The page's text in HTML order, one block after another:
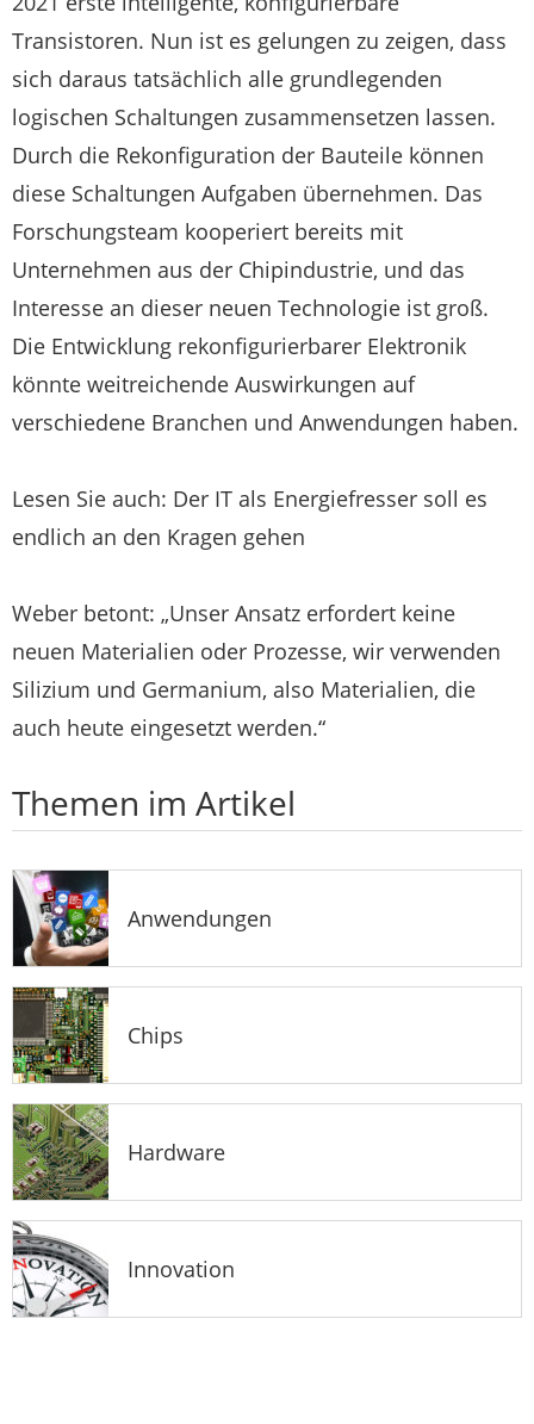
Transistoren. Nun ist es gelungen zu zeigen, dass
sich daraus tatsächlich alle grundlegenden
logischen Schaltungen zusammensetzen lassen.
Durch die Rekonfiguration der Bauteile können
diese Schaltungen Aufgaben übernehmen. Das
Forschungsteam kooperiert bereits mit
Unternehmen aus der Chipindustrie, und das
Interesse an dieser neuen Technologie ist groß.
Die Entwicklung rekonfigurierbarer Elektronik
könnte weitreichende Auswirkungen auf
verschiedene Branchen und Anwendungen haben.
Lesen Sie auch: Der IT als Energiefresser soll es
endlich an den Kragen gehen
Weber betont: „Unser Ansatz erfordert keine
neuen Materialien oder Prozesse, wir verwenden
Silizium und Germanium, also Materialien, die
auch heute eingesetzt werden.“
Themen im Artikel
Anwendungen
Chips
Hardware
Innovation